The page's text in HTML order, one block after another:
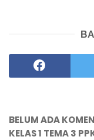
BELUM ADA
KELAS 1 TEMA 3